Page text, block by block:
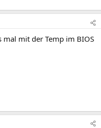
mal mit der Temp im BIOS